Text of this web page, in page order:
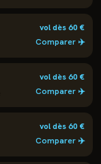
vol dès60€
Comparer ✈️
vol dès60€
Comparer ✈️
vol dès60€
Comparer ✈️